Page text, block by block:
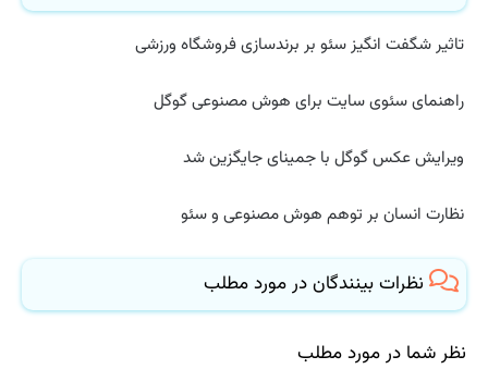
تاثیر شگفت انگیز سئو بر برندسازی فروشگاه ورزشی
راهنمای سئوی سایت برای هوش مصنوعی گوگل
ویرایش عکس گوگل با جمینای جایگزین شد
نظارت انسان بر توهم هوش مصنوعی و سئو
نظرات بینندگان در مورد مطلب
نظر شما در مورد مطلب